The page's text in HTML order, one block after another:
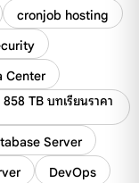
cronjob hosting
Center
TB บทเรียนราคา
Server
DevOps